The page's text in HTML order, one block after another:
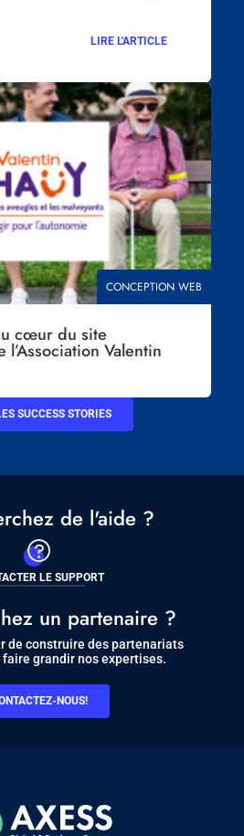
LIRE L'ARTICLE
THÉMATIQUE
CONCEPTION WEB
cœur du site
Valentin
SUCCESS STORIES
de l'aide ?
LE SUPPORT
un partenaire ?
de construire des partenariats
grandir nos expertises.
NOUS!